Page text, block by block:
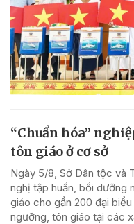
“Chuẩn hóa”
tôn giáo ở cơ sở
Ngày 5/8, Sở Dân tộc và
nghị tập huấn, bồi dưỡng
giáo cho gần 200 đại
ngưỡng, tôn giáo tại các